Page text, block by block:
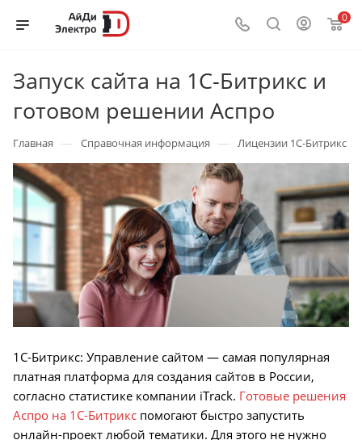
0
Запуск сайта на 1С-Битрикс и
готовом решении Аспро
Главная — Справочная информация — Лицензии 1С-Битрикс
1C-Битрикс: Управление сайтом — самая популярная
платная платформа для создания сайтов в России,
согласно статистике компании iTrack. Готовые решения
Аспро на 1С-Битрикс помогают быстро запустить
онлайн-проект любой тематики. Для этого не нужно